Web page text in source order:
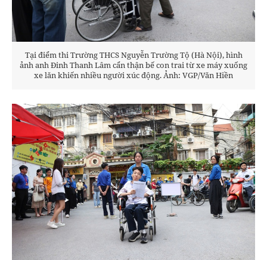
Tại điểm thi Trường THCS Nguyễn Trường Tộ (Hà Nội), hình
ảnh anh Đinh Thanh Lâm cẩn thận bế con trai từ xe máy xuống
xe lăn khiến nhiều người xúc động. Ảnh: VGP/Văn Hiền